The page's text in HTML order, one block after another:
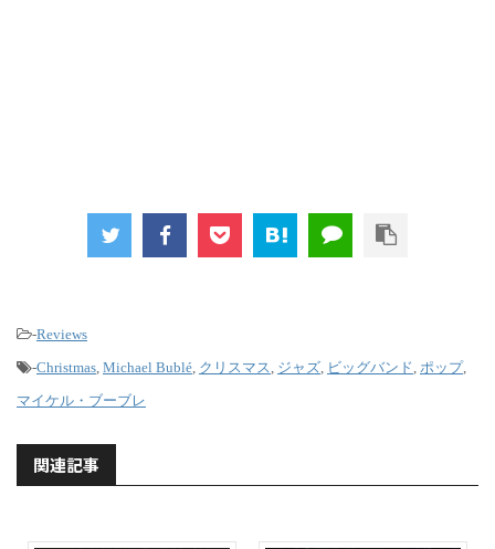
-Reviews
-Christmas Michael Bublé クリスマス ジャズ ビッグバンド ポップ,
マイケル・ブーブレ
関連記事